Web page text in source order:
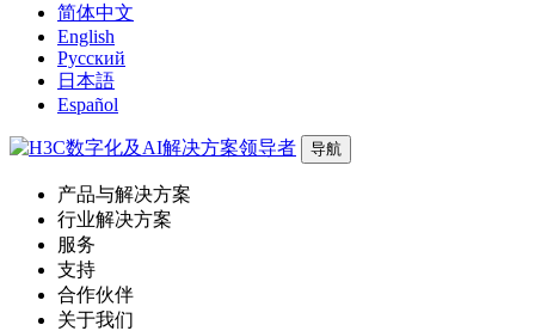
简体中文
English
Русский
日本語
Español
导航
产品与解决方案
行业解决方案
服务
支持
合作伙伴
关于我们